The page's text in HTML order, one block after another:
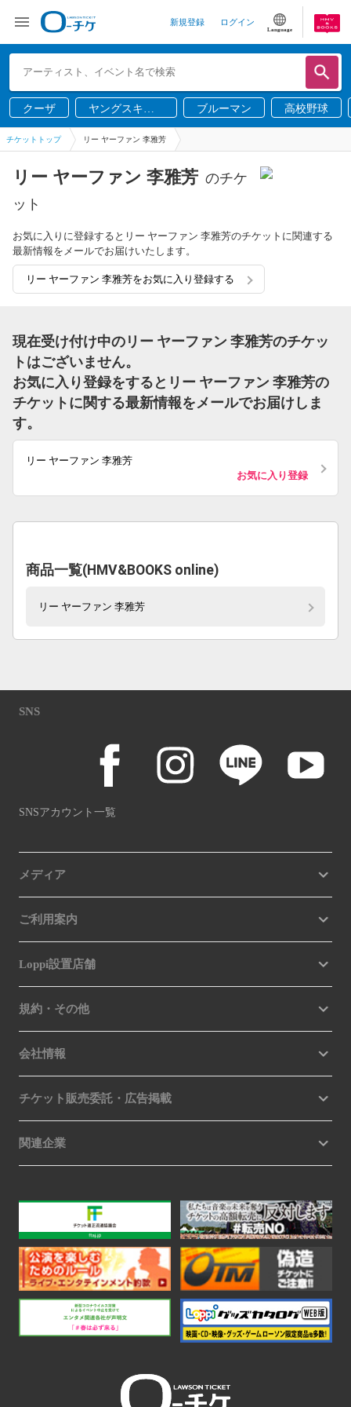
新規登録 ログイン
Language
クーザ
ヤングスキニ
ー
ブルーマン 高校野球
チケットトップ リー ヤーファン 李雅芳
リー ヤーファン 李雅芳 のチケ
ット
お気に入りに登録するとリー ヤーファン 李雅芳のチケットに関連する
最新情報をメールでお届けいたします。
リー ヤーファン 李雅芳をお気に入り登録する
現在受け付け中のリー ヤーファン 李雅芳のチケッ
トはございません。
お気に入り登録をするとリー ヤーファン 李雅芳の
チケットに関する最新情報をメールでお届けしま
す。
リー ヤーファン 李雅芳
お気に入り登録
商品一覧(HMV&BOOKS online)
リー ヤーファン 李雅芳
SNS
SNSアカウント一覧
メディア
ご利用案内
Loppi設置店舗
規約・その他
会社情報
チケット販売委託・広告掲載
関連企業